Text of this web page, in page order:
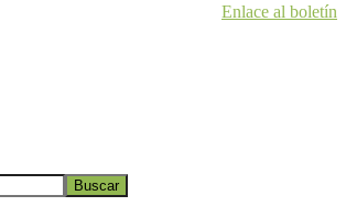
Enlace al boletín
Buscar